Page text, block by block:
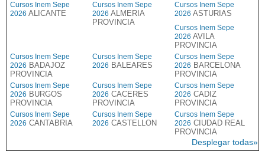
Cursos Inem Sepe
2026 ALICANTE
Cursos Inem Sepe
2026 ALMERIA
PROVINCIA
Cursos Inem Sepe
2026 ASTURIAS
Cursos Inem Sepe
2026 AVILA
PROVINCIA
Cursos Inem Sepe
2026 BADAJOZ
PROVINCIA
Cursos Inem Sepe
2026 BALEARES
Cursos Inem Sepe
2026 BARCELONA
PROVINCIA
Cursos Inem Sepe
2026 BURGOS
PROVINCIA
Cursos Inem Sepe
2026 CACERES
PROVINCIA
Cursos Inem Sepe
2026 CADIZ
PROVINCIA
Cursos Inem Sepe
2026 CANTABRIA
Cursos Inem Sepe
2026 CASTELLON
Cursos Inem Sepe
2026 CIUDAD REAL
PROVINCIA
Desplegar todas»